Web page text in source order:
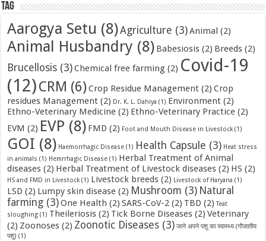
Tag
Aarogya Setu (8)Agriculture (3)Animal (2)
Animal Husbandry (8) Babesiosis (2) Breeds (2)
Brucellosis (3)Chemical free farming (2) Covid-19
(12)CRM (6) Crop Residue Management (2) Crop
residues Management (2) Dr. K. L. Dahiya (1) Environment (2)
Ethno-Veterinary Medicine (2) Ethno-Veterinary Practice (2)
EVM (2) EVP (8) FMD (2) Foot and Mouth Disease in Livestock(1)
GOI (8) Haemorrhagic Disease (1) Health Capsule (3) Heat stress
in animals (1) Hemrrhagic Disease (1) Herbal Treatment of Animal
diseases (2) Herbal Treatment of Livestock diseases (2) HS (2)
HS and FMD in Livestock(1) Livestock breeds (2) Livestock of Haryana (1)
LSD (2) Lumpy skin disease (2) Mushroom (3) Natural
farming (3)One Health (2) SARS-CoV-2 (2) TBD (2) Teat
sloughing (1) Theileriosis (2) Tick Borne Diseases (2) Veterinary
(2) Zoonoses (2) Zoonotic Diseases (3) जाने अपने पशु का स्वास्थ्य (गौजातीय
पशु) (1)